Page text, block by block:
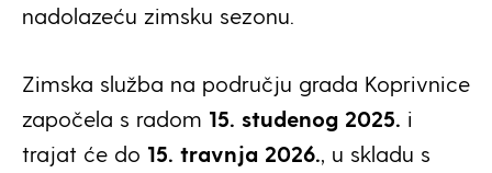
nadolazeću zimsku sezonu.
Zimska služba na području grada Koprivnice
započela s radom 15. studenog 2025. i
trajat će do 15. travnja 2026. , u skladu s